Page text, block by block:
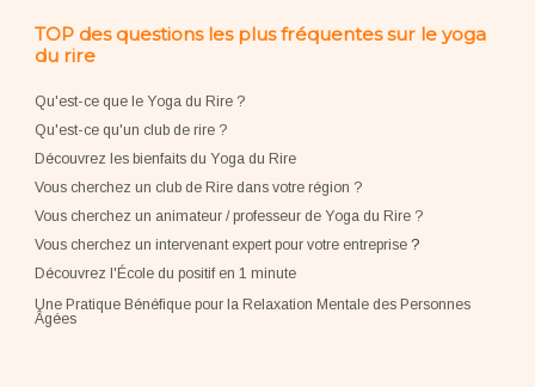
TOP des questions les plus fréquentes sur le yoga
du rire
Qu'est-ce que le Yoga du Rire ?
Qu'est-ce qu'un club de rire ?
Découvrez les bienfaits du Yoga du Rire
Vous cherchez un club de Rire dans votre région ?
Vous cherchez un animateur / professeur de Yoga du Rire ?
Vous cherchez un intervenant expert pour votre entreprise?
Découvrez l'École du positif en 1 minute
Une Pratique Bénéfique pour la Relaxation Mentale des Personnes
Âgées